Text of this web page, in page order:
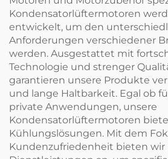
Kondensatorlüftermotoren
entwickelt, um den
Anforderungen verschiedener
werden. Ausgestattet mit
Technologie und strenger
garantieren unsere Produkte
und lange Haltbarkeit. Egal ob
private Anwendungen, unsere
Kondensatorlüftermotoren
Kühlungslösungen. Mit dem
Kundenzufriedenheit bieten wir